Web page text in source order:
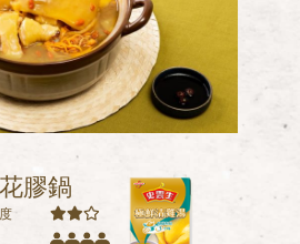
膠鍋